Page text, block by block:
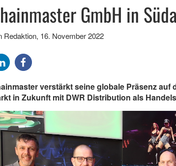
GmbH in
Redaktion, 16. November 2022
verstärkt seine globale Präsenz auf
in Zukunft mit DWR Distribution als